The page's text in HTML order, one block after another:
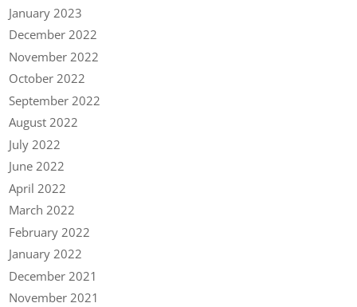
January 2023
December 2022
November 2022
October 2022
September 2022
August 2022
July 2022
June 2022
April 2022
March 2022
February 2022
January 2022
December 2021
November 2021